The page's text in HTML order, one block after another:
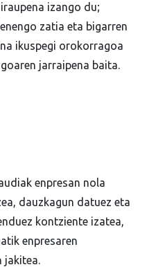
izango du;
zatia eta bigarren
ikuspegi orokorragoa
jarraipena baita.
enpresan nola
dauzkagun datuez eta
kontziente izatea,
enpresaren
jakitea.